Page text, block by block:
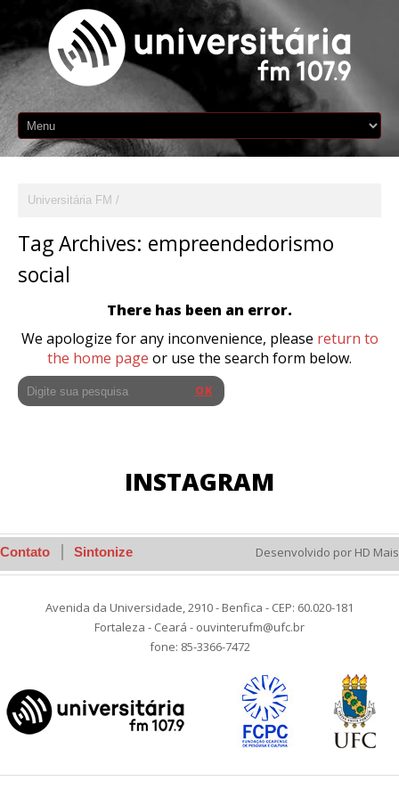
Universitária FM
Tag Archives: empreendedorismo
social
There has been an error.
We apologize for any inconvenience, please return to
the home page or use the search form below.
INSTAGRAM
Contato Sintonize Desenvolvido por HD Mais
Avenida da Universidade, 2910 - Benfica - CEP: 60.020-181
Fortaleza - Ceará - ouvinterufm@ufc.br
fone: 85-3366-7472